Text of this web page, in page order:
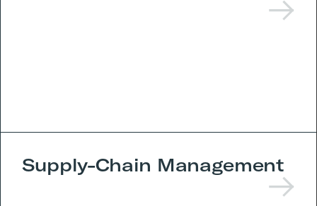
Supply-Chain Management